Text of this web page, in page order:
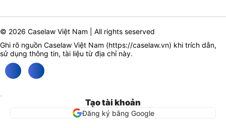
© 2026 Caselaw Việt Nam | All rights seserved
Ghi rõ nguồn Caselaw Việt Nam (https://caselaw.vn) khi trích dẫn,
sử dụng thông tin, tài liệu từ địa chỉ này.
Tạo tài khoản
Đăng ký bằng Google